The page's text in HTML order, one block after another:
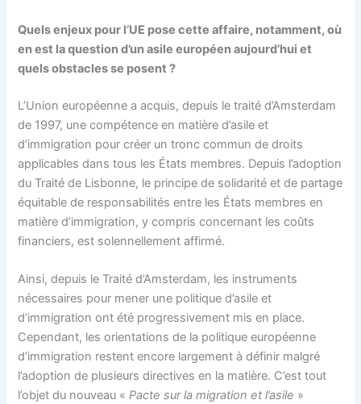
Quels enjeux pour l’UE pose cette affaire, notamment, où
en est la question d’un asile européen aujourd’hui et
quels obstacles se posent ?
L’Union européenne a acquis, depuis le traité d’Amsterdam
de 1997, une compétence en matière d’asile et
d’immigration pour créer un tronc commun de droits
applicables dans tous les États membres. Depuis l’adoption
du Traité de Lisbonne, le principe de solidarité et de partage
équitable de responsabilités entre les États membres en
matière d’immigration, y compris concernant les coûts
financiers, est solennellement affirmé.
Ainsi, depuis le Traité d’Amsterdam, les instruments
nécessaires pour mener une politique d’asile et
d’immigration ont été progressivement mis en place.
Cependant, les orientations de la politique européenne
d’immigration restent encore largement à définir malgré
l’adoption de plusieurs directives en la matière. C’est tout
l’objet du nouveau «Pacte sur la migration et l’asile »